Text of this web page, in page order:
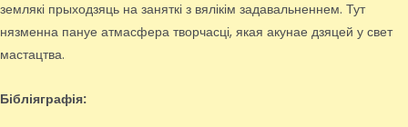
землякі прыходзяць на заняткі з вялікім задавальненнем. Тут
нязменна пануе атмасфера творчасці, якая акунае дзяцей у свет
мастацтва.
Бібліяграфія: